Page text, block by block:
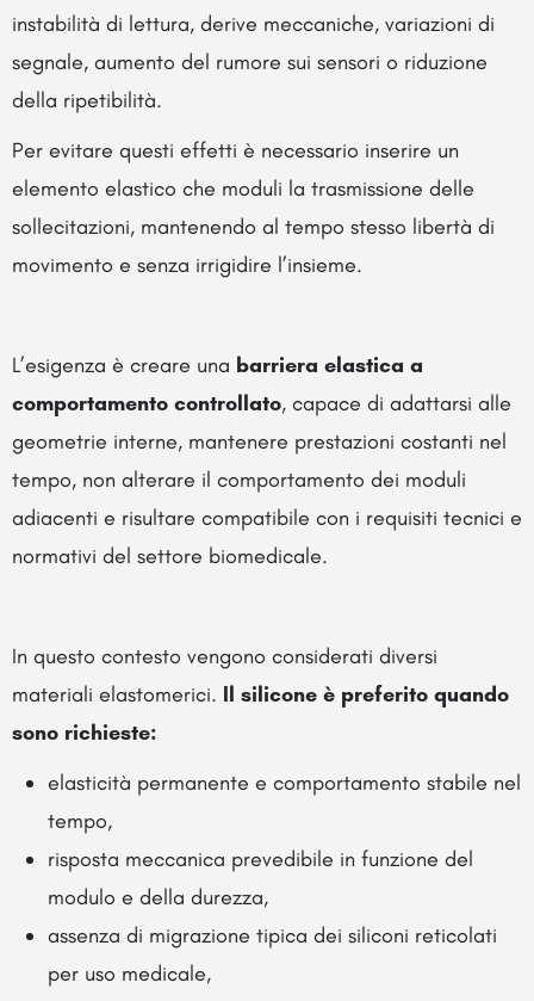
instabilità di lettura, derive meccaniche, variazioni di
segnale, aumento del rumore sui sensori o riduzione
della ripetibilità.
Per evitare questi effetti è necessario inserire un
elemento elastico che moduli la trasmissione delle
sollecitazioni, mantenendo al tempo stesso libertà di
movimento e senza irrigidire l’insieme.
L’esigenza è creare una barriera elastica a
comportamento controllato, capace di adattarsi alle
geometrie interne, mantenere prestazioni costanti nel
tempo, non alterare il comportamento dei moduli
adiacenti e risultare compatibile con i requisiti tecnici e
normativi del settore biomedicale.
In questo contesto vengono considerati diversi
materiali elastomerici. Il silicone è preferito quando
sono richieste:
elasticità permanente e comportamento stabile nel
tempo,
risposta meccanica prevedibile in funzione del
modulo e della durezza,
assenza di migrazione tipica dei siliconi reticolati
per uso medicale,